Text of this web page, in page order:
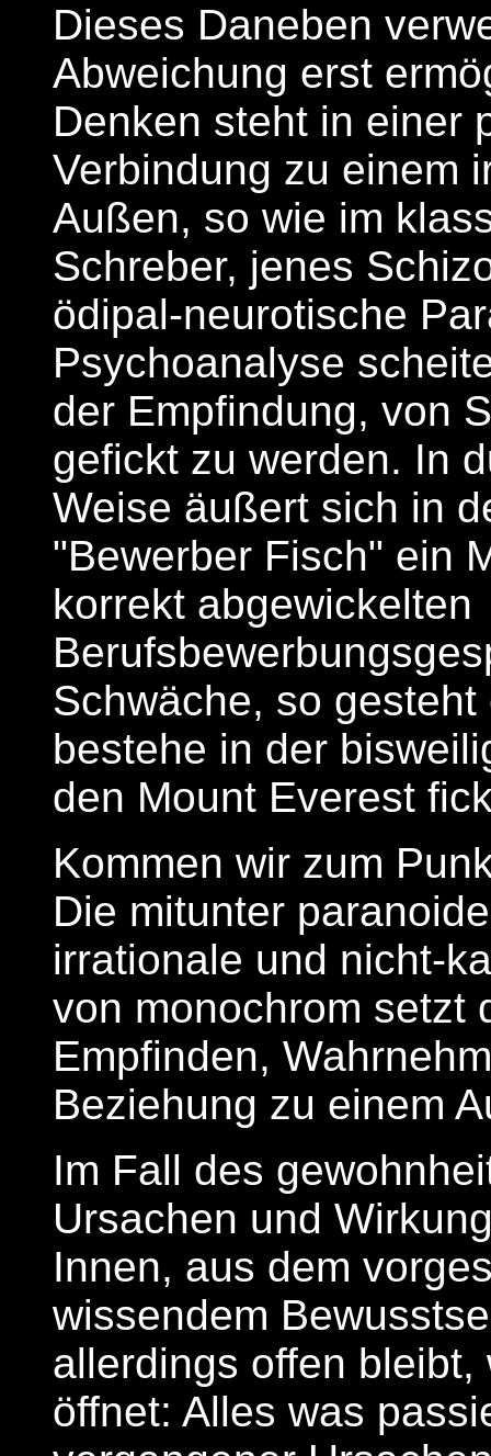
Dieses Daneben
Abweichung erst
Denken steht in einer
Verbindung zu einem
Außen, so wie im
Schreber, jenes
ödipal-neurotische
Psychoanalyse
der Empfindung, von
gefickt zu werden. In
Weise äußert sich in
"Bewerber Fisch" ein
korrekt abgewickelten
Schwäche, so
bestehe in der
den Mount Everest
Kommen wir zum
Die mitunter
irrationale und nicht-
von monochrom setzt
Empfinden,
Beziehung zu einem
Im Fall des
Ursachen und
Innen, aus dem
wissendem
allerdings offen
öffnet: Alles was